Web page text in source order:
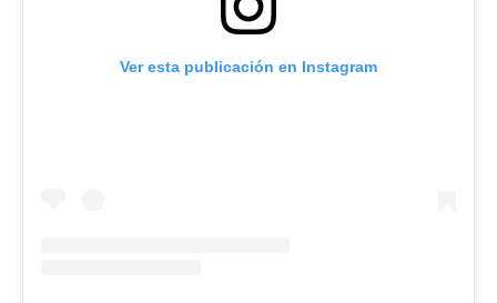
Ver esta publicación en Instagram